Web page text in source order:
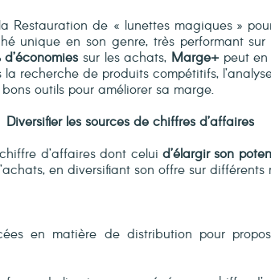
Restauration de « lunettes magiques »
unique en son genre, très performant sur
sur les achats, Marge+ peut
recherche de produits compétitifs,
outils pour améliorer sa marge.
Diversifier les sources de chiffres d’affaires
d’affaires dont celui d’élargir son
en diversifiant son offre sur
en matière de distribution pour